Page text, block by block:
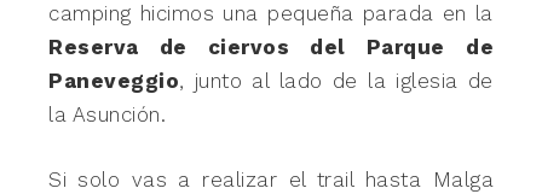
camping hicimos una pequeña parada en la
Reserva de ciervos del Parque de
Paneveggio, junto al lado de la iglesia de
la Asunción.
Si solo vas a realizar el trail hasta Malga